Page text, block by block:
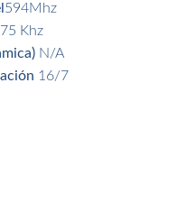
594Mhz
Khz
N/A
16/7